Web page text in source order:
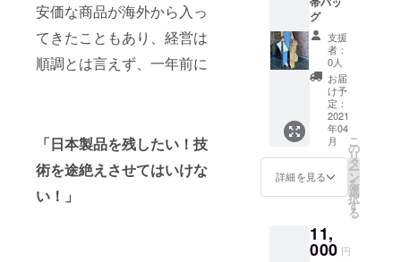
安価な商品が海外から入っ
てきたこともあり、経営は
順調とは言えず、一年前に
「日本製品を残したい！技
術を途絶えさせてはいけな
い！」
グ
支援
者：
0人
お届
け予
定：
2021
年04
月
詳細を見る
こ
の
リ
タ
ー
ン
を
選
択
す
る
11,
000 円